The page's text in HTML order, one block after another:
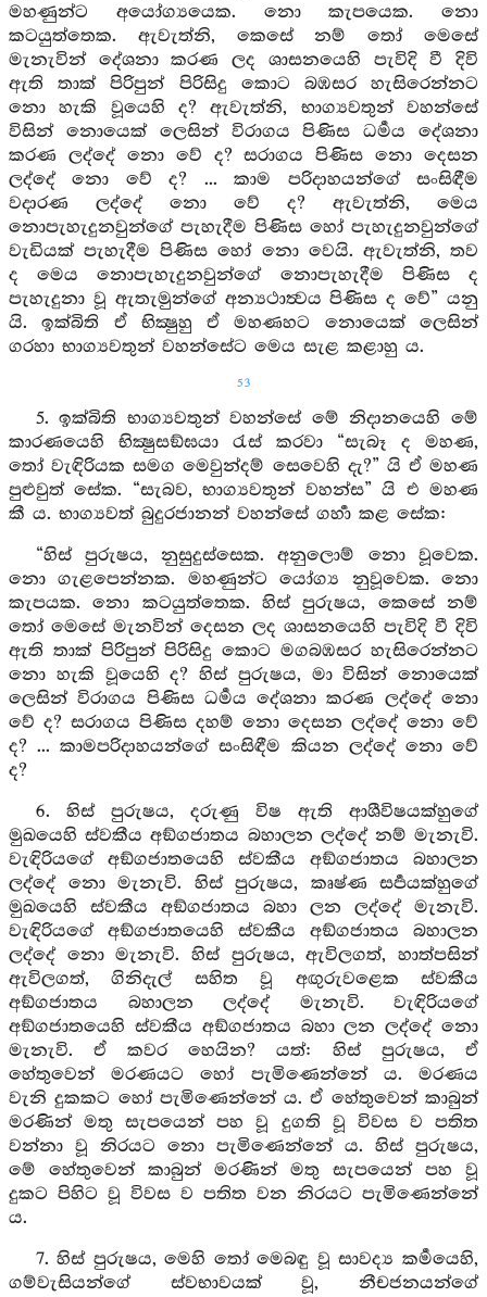
මහණුන්ට අයෝග්‍යයෙක. නො කැපයෙක. නො
කටයුත්තෙක. ඇවැත්නි, කෙසේ නම් තෝ මෙසේ
මැනැවින් දේශනා කරණ ලද ශාසනයෙහි පැවිදි වී දිවි
ඇති තාක් පිරිපුන් පිරිසිදු කොට බඹසර හැසිරෙන්නට
නො හැකි වූයෙහි ද? ඇවැත්නි, භාග්‍යවතුන් වහන්සේ
විසින් නොයෙක් ලෙසින් විරාගය පිණිස ධර්‍මය දේශනා
කරණ ලද්දේ නො වේ ද? සරාගය පිණිස නො දෙසන
ලද්දේ නො වේ ද? ... කාම පරිදාහයන්ගේ සංසිඳීම
වදාරණ ලද්දේ නො වේ ද? ඇවැත්නි, මෙය
නොපැහැදුනවුන්ගේ පැහැදීම පිණිස හෝ පැහැදුනවුන්ගේ
වැඩියක් පැහැදීම පිණිස හෝ නො වෙයි. ඇවැත්නි, තව
ද මෙය නොපැහැදුනවුන්ගේ නොපැහැදීම පිණිස ද
පැහැදුනා වූ ඇතැමුන්ගේ අන්‍යථාත්‍වය පිණිස ද වේ” යනු
යි. ඉක්බිති ඒ භික්‍ෂුහු ඒ මහණහට නොයෙක් ලෙසින්
ගරහා භාග්‍යවතුන් වහන්සේට මෙය සැළ කළාහු ය.
53
5. ඉක්බිති භාග්‍යවතුන් වහන්සේ මේ නිදානයෙහි මේ
කාරණයෙහි භික්‍ෂුසඞ්ඝයා රැස් කරවා “සැබෑ ද මහණ,
තෝ වැඳිරියක සමග මෙවුන්දම් සෙවෙහි දැ?” යි ඒ මහණ
පුළුවුත් සේක. “සැබව, භාග්‍යවතුන් වහන්ස” යි එ මහණ
කී ය. භාග්‍යවත් බුදුරජානන් වහන්සේ ගර්‍හා කළ සේක:
“හිස් පුරුෂය, නුසුදුස්සෙක. අනුලොම් නො වූවෙක.
නො ගැළපෙන්නක. මහණුන්ට යෝග්‍ය නුවූවෙක. නො
කැපයක. නො කටයුත්තෙක. හිස් පුරුෂය, කෙසේ නම්
තෝ මෙසේ මැනවින් දෙසන ලද ශාසනයෙහි පැවිදි වී දිවි
ඇති තාක් පිරිපුන් පිරිසිදු කොට මගබඹසර හැසිරෙන්නට
නො හැකි වූයෙහි ද? හිස් පුරුෂය, මා විසින් නොයෙක්
ලෙසින් විරාගය පිණිස ධර්‍මය දේශනා කරණ ලද්දේ නො
වේ ද? සරාගය පිණිස දහම් නො දෙසන ලද්දේ නො වේ
ද? ... කාමපරිදාහයන්ගේ සංසිඳීම කියන ලද්දේ නො වේ
ද?
6. හිස් පුරුෂය, දරුණු විෂ ඇති ආශීවිෂයක්හුගේ
මුඛයෙහි ස්වකීය අඞ්ගජාතය බහාලන ලද්දේ නම් මැනැවි.
වැඳිරියගේ අඞ්ගජාතයෙහි ස්වකීය අඞ්ගජාතය බහාලන
ලද්දේ නො මැනැවි. හිස් පුරුෂය, කෘෂ්ණ සර්‍පයක්හුගේ
මුඛයෙහි ස්වකීය අඞ්ගජාතය බහා ලන ලද්දේ මැනැවි.
වැඳිරියගේ අඞ්ගජාතයෙහි ස්වකීය අඞ්ගජාතය බහාලන
ලද්දේ නො මැනැවි. හිස් පුරුෂය, ඇවිලගත්, හාත්පසින්
ඇවිලගත්, ගිනිදැල් සහිත වූ අඟුරුවළෙක ස්වකීය
අඞ්ගජාතය බහාලන ලද්දේ මැනැවි. වැඳිරියගේ
අඞ්ගජාතයෙහි ස්වකීය අඞ්ගජාතය බහා ලන ලද්දේ නො
මැනැවි. ඒ කවර හෙයින? යත්: හිස් පුරුෂය, ඒ
හේතුවෙන් මරණයට හෝ පැමිණෙන්නේ ය. මරණය
වැනි දුකකට හෝ පැමිණෙන්නේ ය. ඒ හේතුවෙන් කාබුන්
මරණින් මතු සැපයෙන් පහ වූ දුගති වූ විවස ව පතිත
වන්නා වූ නිරයට නො පැමිණෙන්නේ ය. හිස් පුරුෂය,
මේ හේතුවෙන් කාබුන් මරණින් මතු සැපයෙන් පහ වූ
දුකට පිහිට වූ විවස ව පතිත වන නිරයට පැමිණෙන්නේ
ය.
7. හිස් පුරුෂය, මෙහි තෝ මෙබඳු වූ සාවද්‍ය කර්‍මයෙහි,
ගම්වැසියන්ගේ ස්වභාවයක් වූ, නීචජනයන්ගේ